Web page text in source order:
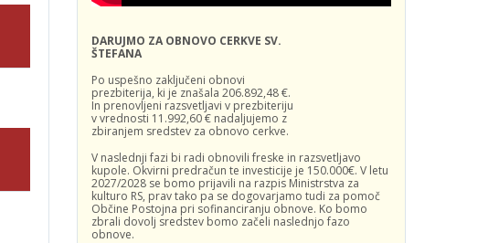
DARUJMO ZA OBNOVO CERKVE SV.
ŠTEFANA
Po uspešno zaključeni obnovi
prezbiterija, ki je znašala 206.892,48 €.
In prenovljeni razsvetljavi v prezbiteriju
v vrednosti 11.992,60 € nadaljujemo z
zbiranjem sredstev za obnovo cerkve.
V naslednji fazi bi radi obnovili freske in razsvetljavo
kupole. Okvirni predračun te investicije je 150.000€. V letu
2027/2028 se bomo prijavili na razpis Ministrstva za
kulturo RS, prav tako pa se dogovarjamo tudi za pomoč
Občine Postojna pri sofinanciranju obnove. Ko bomo
zbrali dovolj sredstev bomo začeli naslednjo fazo
obnove.